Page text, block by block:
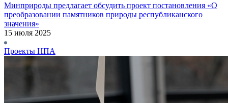
Минприроды предлагает обсудить проект постановления «О
преобразовании памятников природы республиканского
значения»
15 июля 2025
Проекты НПА